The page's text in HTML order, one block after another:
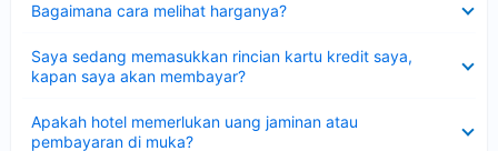
Bagaimana cara melihat harganya?
Saya sedang memasukkan rincian kartu kredit saya,
kapan saya akan membayar?
Apakah hotel memerlukan uang jaminan atau
pembayaran di muka?